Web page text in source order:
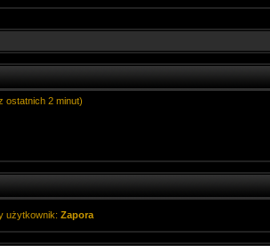
ostatnich 2 minut)
użytkownik: Zapora